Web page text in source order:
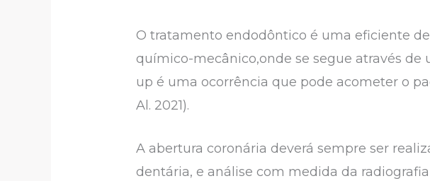
O tratamento endodôntico é uma eficiente
químico-mecânico,onde se segue através
up é uma ocorrência que pode acometer o
Al. 2021).
A abertura coronária deverá sempre ser
dentária, e análise com medida da